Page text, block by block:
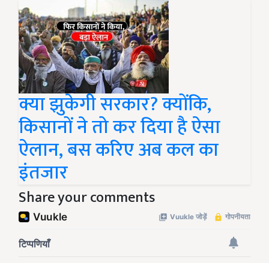
क्या झुकेगी सरकार? क्योंकि,
किसानों ने तो कर दिया है ऐसा
ऐलान, बस करिए अब कल का
इंतजार
Share your comments